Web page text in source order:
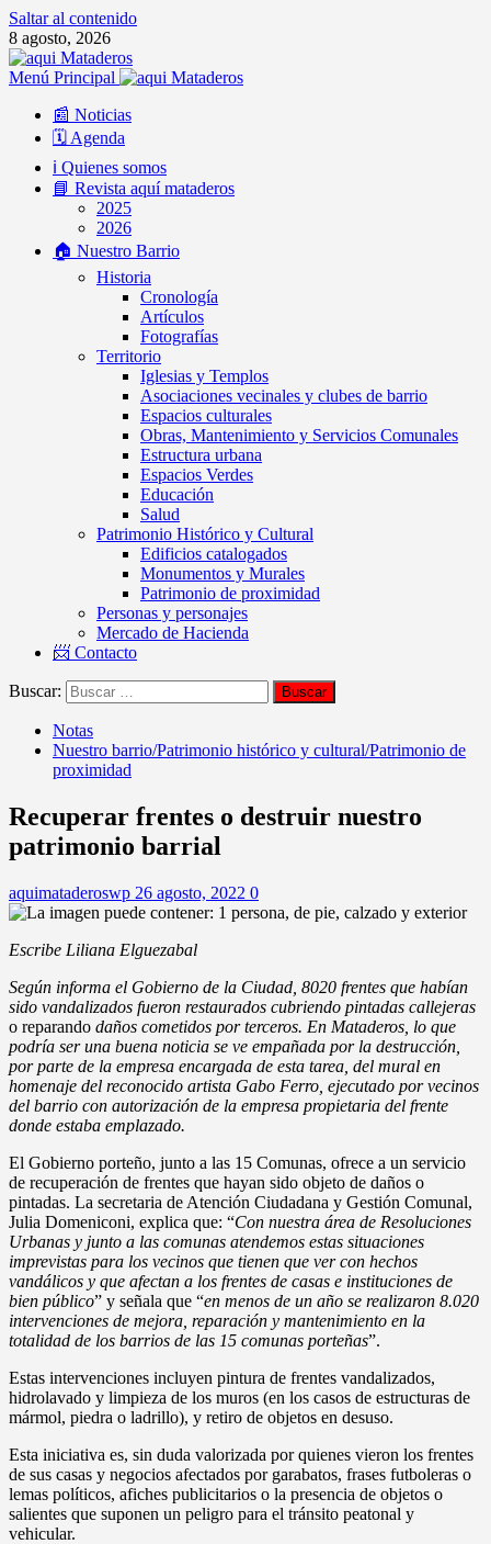
Saltar al contenido
8 agosto, 2026
Menú Principal
📰 Noticias
🗓️ Agenda
ℹ️ Quienes somos
📘 Revista aquí mataderos
2025
2026
🏠 Nuestro Barrio
Historia
Cronología
Artículos
Fotografías
Territorio
Iglesias y Templos
Asociaciones vecinales y clubes de barrio
Espacios culturales
Obras, Mantenimiento y Servicios Comunales
Estructura urbana
Espacios Verdes
Educación
Salud
Patrimonio Histórico y Cultural
Edificios catalogados
Monumentos y Murales
Patrimonio de proximidad
Personas y personajes
Mercado de Hacienda
📨 Contacto
Buscar:
Notas
Nuestro barrio/Patrimonio histórico y cultural/Patrimonio de
proximidad
Recuperar frentes o destruir nuestro
patrimonio barrial
aquimataderoswp 26 agosto, 2022 0
Escribe Liliana Elguezabal
Según informa el Gobierno de la Ciudad, 8020 frentes que habían
sido vandalizados fueron restaurados cubriendo pintadas callejeras
o reparando daños cometidos por terceros. En Mataderos, lo que
podría ser una buena noticia se ve empañada por la destrucción,
por parte de la empresa encargada de esta tarea, del mural en
homenaje del reconocido artista Gabo Ferro, ejecutado por vecinos
del barrio con autorización de la empresa propietaria del frente
donde estaba emplazado.
El Gobierno porteño, junto a las 15 Comunas, ofrece a un servicio
de recuperación de frentes que hayan sido objeto de daños o
pintadas. La secretaria de Atención Ciudadana y Gestión Comunal,
Julia Domeniconi, explica que: “Con nuestra área de Resoluciones
Urbanas y junto a las comunas atendemos estas situaciones
imprevistas para los vecinos que tienen que ver con hechos
vandálicos y que afectan a los frentes de casas e instituciones de
bien público” y señala que “en menos de un año se realizaron 8.020
intervenciones de mejora, reparación y mantenimiento en la
totalidad de los barrios de las 15 comunas porteñas”.
Estas intervenciones incluyen pintura de frentes vandalizados,
hidrolavado y limpieza de los muros (en los casos de estructuras de
mármol, piedra o ladrillo), y retiro de objetos en desuso.
Esta iniciativa es, sin duda valorizada por quienes vieron los frentes
de sus casas y negocios afectados por garabatos, frases futboleras o
lemas políticos, afiches publicitarios o la presencia de objetos o
salientes que suponen un peligro para el tránsito peatonal y
vehicular.